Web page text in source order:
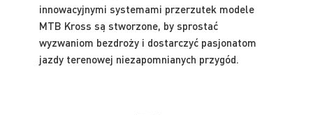
innowacyjnymi systemami przerzutek modele
MTB Kross są stworzone, by sprostać
wyzwaniom bezdroży i dostarczyć pasjonatom
jazdy terenowej niezapomnianych przygód.